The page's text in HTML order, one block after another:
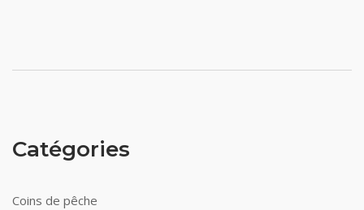
Catégories
Coins de pêche